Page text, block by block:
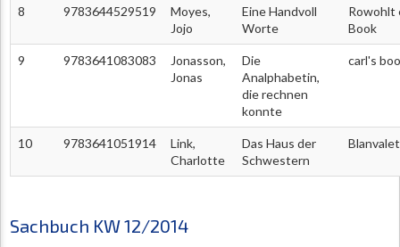
8 9783644529519
Moyes,
Jojo
Eine Handvoll
Worte
Rowohlt
Book
9 9783641083083
Jonasson,
Jonas
Die
Analphabetin,
die rechnen
konnte
carl's
10 9783641051914
Link,
Charlotte
Das Haus der
Schwestern
Blanvalet
Sachbuch KW 12/2014